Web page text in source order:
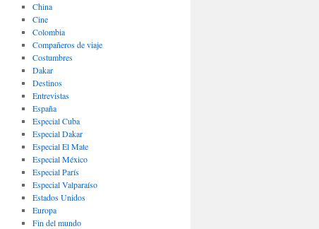
China
Cine
Colombia
Compañeros de viaje
Costumbres
Dakar
Destinos
Entrevistas
España
Especial Cuba
Especial Dakar
Especial El Mate
Especial México
Especial París
Especial Valparaíso
Estados Unidos
Europa
Fin del mundo